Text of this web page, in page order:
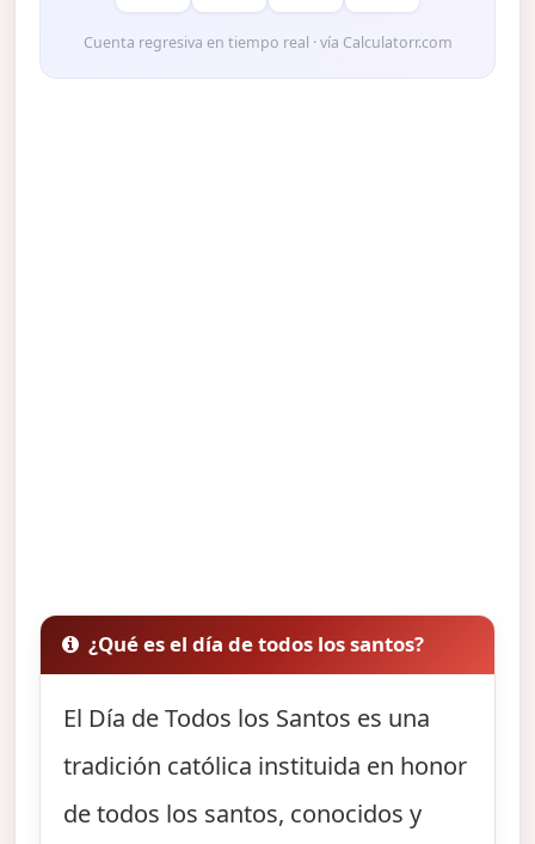
Cuenta regresiva en tiempo real · vía Calculatorr.com
¿Qué es el día de todos los santos?
El Día de Todos los Santos es una
tradición católica instituida en honor
de todos los santos, conocidos y